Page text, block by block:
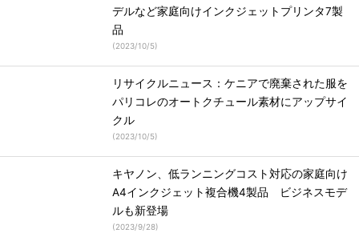
デルなど家庭向けインクジェットプリンタ7製
品
(2023/10/5)
リサイクルニュース：ケニアで廃棄された服を
パリコレのオートクチュール素材にアップサイ
クル
(2023/10/5)
キヤノン、低ランニングコスト対応の家庭向け
A4インクジェット複合機4製品 ビジネスモデ
ルも新登場
(2023/9/28)